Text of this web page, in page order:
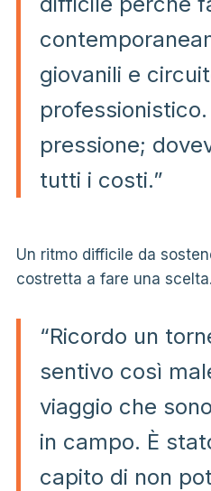
giovanili e
pressione;
tutti i costi.”
Un ritmo difficile da
costretta a fare una scelta.
“Ricordo un
sentivo così
viaggio che
in campo. È
capito di non